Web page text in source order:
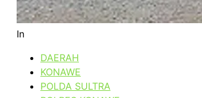
In
DAERAH
KONAWE
POLDA SULTRA